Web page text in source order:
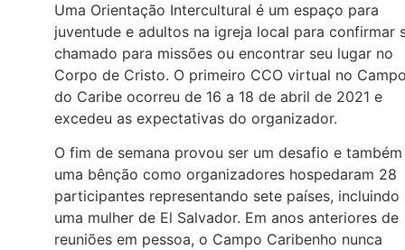
Uma Orientação Intercultural é um espaço para
juventude e adultos na igreja local para confirmar
chamado para missões ou encontrar seu lugar no
Corpo de Cristo. O primeiro CCO virtual no
do Caribe ocorreu de 16 a 18 de abril de 2021 e
excedeu as expectativas do organizador.
O fim de semana provou ser um desafio e também
uma bênção como organizadores hospedaram 28
participantes representando sete países, incluindo
uma mulher de El Salvador. Em anos anteriores de
reuniões em pessoa, o Campo Caribenho nunca